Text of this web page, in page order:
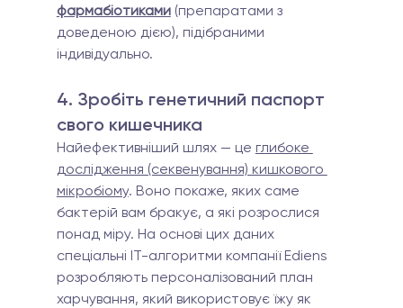
фармабіотиками (препаратами з
доведеною дією), підібраними
індивідуально.
4. Зробіть генетичний паспорт
свого кишечника
Найефективніший шлях — це глибоке
дослідження (секвенування) кишкового
мікробіому. Воно покаже, яких саме
бактерій вам бракує, а які розрослися
понад міру. На основі цих даних
спеціальні ІТ-алгоритми компанії Ediens
розробляють персоналізований план
харчування, який використовує їжу як